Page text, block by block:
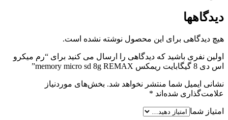
دیدگاهها
هیچ دیدگاهی برای این محصول نوشته نشده است.
اولین نفری باشید که دیدگاهی را ارسال می کنید برای “رم میکرو
اس دی 8 گیگابایت ریمکس memory micro sd 8g REMAX”
نشانی ایمیل شما منتشر نخواهد شد. بخش‌های موردنیاز
علامت‌گذاری شده‌اند *
امتیاز شما